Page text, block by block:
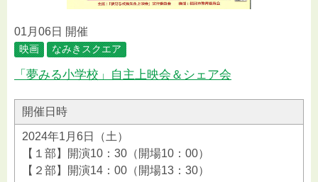
01月06日 開催
映画 なみきスクエア
「夢みる小学校」自主上映会＆シェア会
開催日時
2024年1月6日（土）
【１部】開演10：30（開場10：00）
【２部】開演14：00（開場13：30）